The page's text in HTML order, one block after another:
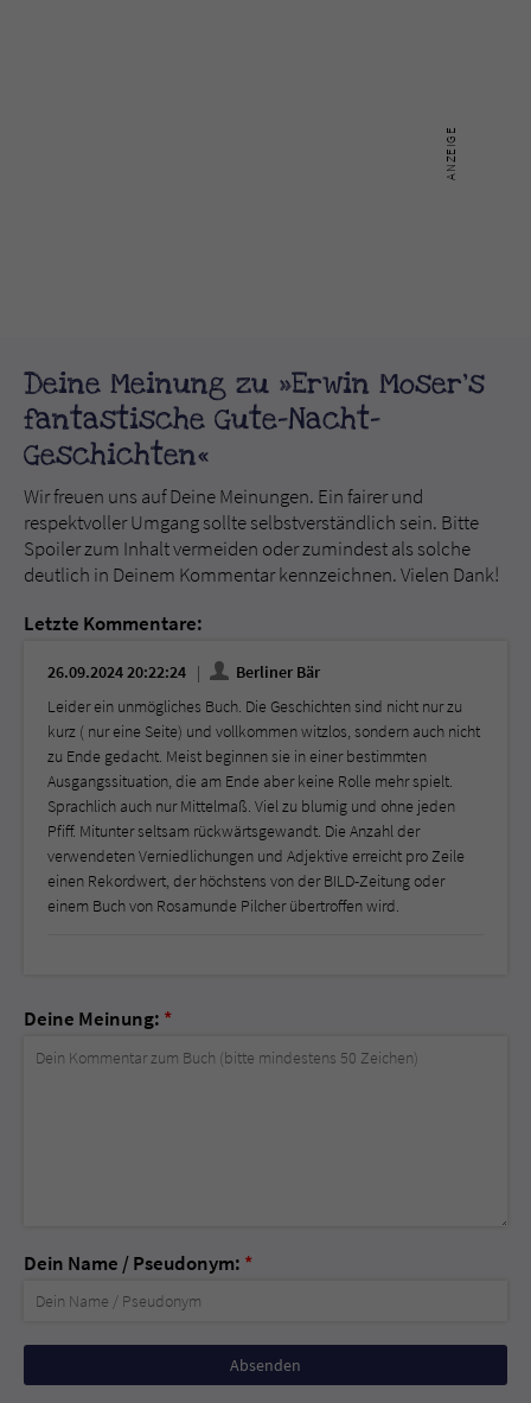
Deine Meinung zu »Erwin Moser's
fantastische Gute-Nacht-
Geschichten«
Wir freuen uns auf Deine Meinungen. Ein fairer und
respektvoller Umgang sollte selbstverständlich sein. Bitte
Spoiler zum Inhalt vermeiden oder zumindest als solche
deutlich in Deinem Kommentar kennzeichnen. Vielen Dank!
Letzte Kommentare:
26.09.2024 20:22:24
Berliner Bär
Leider ein unmögliches Buch. Die Geschichten sind nicht nur zu
kurz ( nur eine Seite) und vollkommen witzlos, sondern auch nicht
zu Ende gedacht. Meist beginnen sie in einer bestimmten
Ausgangssituation, die am Ende aber keine Rolle mehr spielt.
Sprachlich auch nur Mittelmaß. Viel zu blumig und ohne jeden
Pfiff. Mitunter seltsam rückwärtsgewandt. Die Anzahl der
verwendeten Verniedlichungen und Adjektive erreicht pro Zeile
einen Rekordwert, der höchstens von der BILD-Zeitung oder
einem Buch von Rosamunde Pilcher übertroffen wird.
Deine Meinung: *
Dein Name / Pseudonym: *
Nicht
ausfüllen!